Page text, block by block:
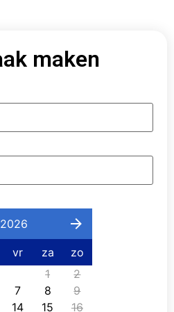
maken
vr za
zo
1
2
7 8
9
14 15
16